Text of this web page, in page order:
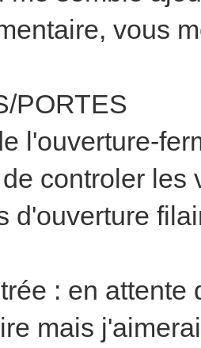
vous
PORTES
l'ouverture-
controler les
d'ouverture
: en
mais